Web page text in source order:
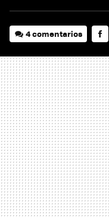
4 comentarios